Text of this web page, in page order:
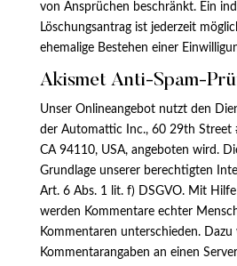
von Ansprüchen beschränkt. Ein
Löschungsantrag ist jederzeit
ehemalige Bestehen einer
Akismet Anti-Spam-
Unser Onlineangebot nutzt den
der Automattic Inc., 60 29th Street
CA 94110, USA, angeboten wird.
Grundlage unserer berechtigten
Art. 6 Abs. 1 lit. f) DSGVO. Mit Hilfe
werden Kommentare echter
Kommentaren unterschieden. Dazu
Kommentarangaben an einen